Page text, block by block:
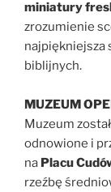
miniatury
zrozumienie
najpiękniejsza
biblijnych.
MUZEUM
Muzeum
odnowione i
na Placu
rzeźbę